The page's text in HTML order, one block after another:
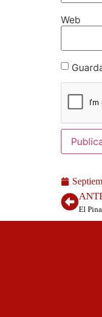
Web
El